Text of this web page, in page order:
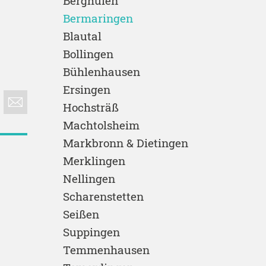
Bermaringen
Blautal
Bollingen
Bühlenhausen
Ersingen
Hochsträß
Machtolsheim
Markbronn & Dietingen
Merklingen
Nellingen
Scharenstetten
Seißen
Suppingen
Temmenhausen